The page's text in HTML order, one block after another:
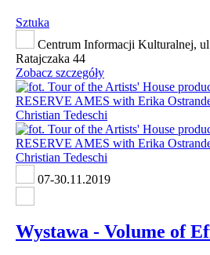
Sztuka
Centrum Informacji Kulturalnej,
Ratajczaka 44
Zobacz szczegóły
07-30.11.2019
Wystawa - Volume of